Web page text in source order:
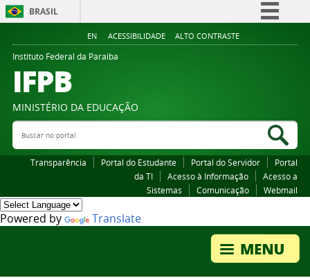
BRASIL
Simplifique!
Legislação
EN ACESSIBILIDADE ALTO CONTRASTE
Instituto Federal da Paraiba
IFPB
MINISTÉRIO DA EDUCAÇÃO
Buscar no portal
Transparência Portal do Estudante Portal do Servidor
Portal
da TI
Acesso à Informação
Acesso a
Sistemas
Comunicação Webmail
Powered by Translate